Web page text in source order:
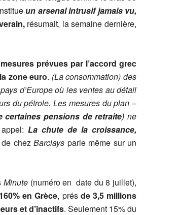
un arsenal intrusif jamais vu,
résumait, la semaine dernière,
prévues par l’accord grec
zone euro. (La consommation) des
d’Europe où les ventes au détail
du pétrole. Les mesures du plan –
certaines pensions de retraite) ne
La chute de la croissance,
de chezBarclays parie même sur un
Minute(numéro en date du 8 juillet),
en Grèce, prés de 3,5 millions
et d’inactifs. Seulement 15% du